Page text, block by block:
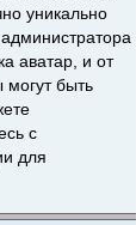
уникально
аватар, и от
могут быть
с
для